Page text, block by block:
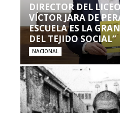
DIRECTOR DEL
VÍCTOR JARA DE
ESCUELA ES LA
DEL TEJIDO SOCIAL”
NACIONAL